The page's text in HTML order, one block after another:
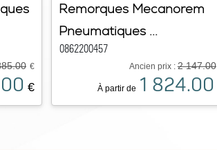
€
€
Remorques Mecanorem
Pneumatiques ...
0862200457
Ancien prix :2 147.00
À partir de 1 824.00